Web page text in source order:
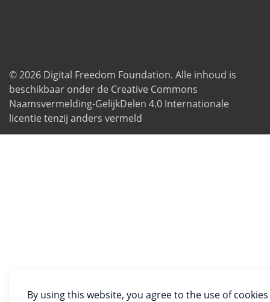
By using this website, you agree to the use of cookies
© 2026 Digital Freedom Foundation. Alle inhoud is
beschikbaar onder de Creative Commons
Naamsvermelding-GelijkDelen 4.0 Internationale
licentie tenzij anders vermeld